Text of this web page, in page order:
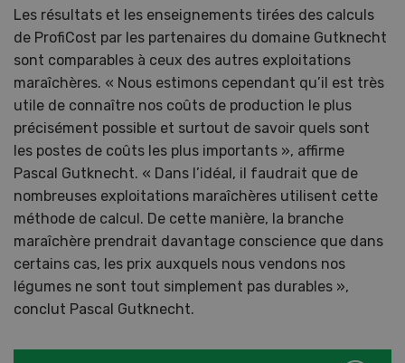
Les résultats et les enseignements tirées des calculs
de ProfiCost par les partenaires du domaine Gutknecht
sont comparables à ceux des autres exploitations
maraîchères. « Nous estimons cependant qu’il est très
utile de connaître nos coûts de production le plus
précisément possible et surtout de savoir quels sont
les postes de coûts les plus importants », affirme
Pascal Gutknecht. « Dans l’idéal, il faudrait que de
nombreuses exploitations maraîchères utilisent cette
méthode de calcul. De cette manière, la branche
maraîchère prendrait davantage conscience que dans
certains cas, les prix auxquels nous vendons nos
légumes ne sont tout simplement pas durables »,
conclut Pascal Gutknecht.